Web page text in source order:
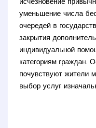
исчезновение
уменьшение числа
очередей в
закрытия
индивидуальной
категориям граждан.
почувствуют жители
выбор услуг